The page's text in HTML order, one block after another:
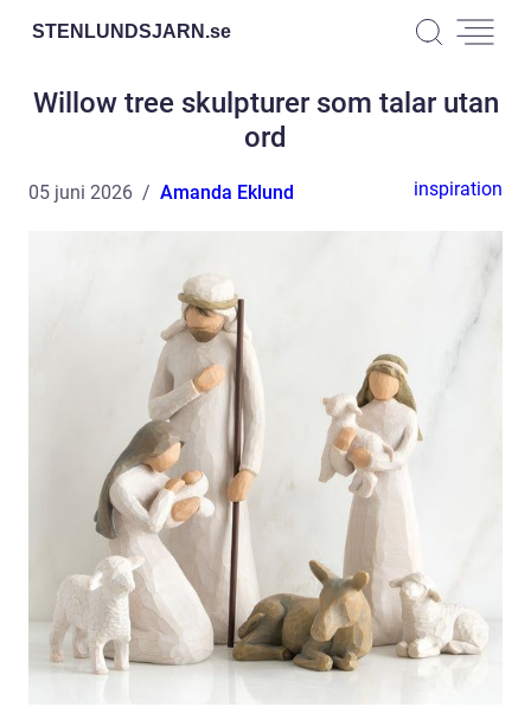
STENLUNDSJARN.se
Willow tree skulpturer som talar utan
ord
05 juni 2026 Amanda Eklund inspiration